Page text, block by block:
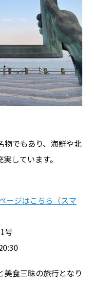
物でもあり、海鮮や北
しています。
ージはこちら（スマ
号
美食三昧の旅行となり